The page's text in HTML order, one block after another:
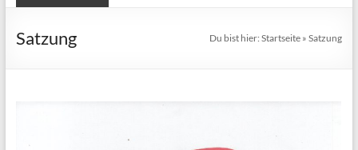
Satzung Du bist hier:Startseite »Satzung